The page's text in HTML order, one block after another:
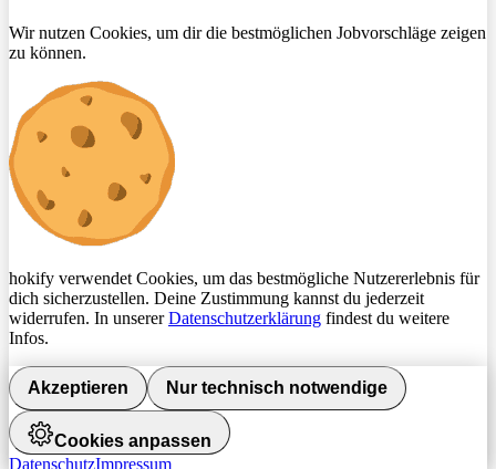
Wir nutzen Cookies, um dir die bestmöglichen Jobvorschläge zeigen
zu können.
hokify verwendet Cookies, um das bestmögliche Nutzererlebnis für
dich sicherzustellen. Deine Zustimmung kannst du jederzeit
widerrufen. In unsererDatenschutzerklärung findest du weitere
Infos.
Akzeptieren Nur technisch notwendige
Cookies anpassen
DatenschutzImpressum